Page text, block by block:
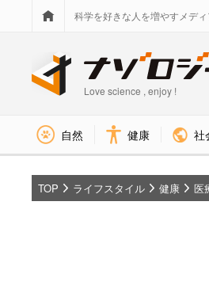
科学を好きな人を増やすメデ
Love science , enjoy !
自然 健康 社
TOP ライフスタイル 健康 医